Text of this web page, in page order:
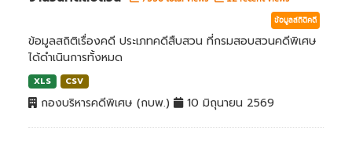
ข้อมูลสถิติคดี
ข้อมูลสถิติเรื่องคดี ประเภทคดีสืบสวน ที่กรมสอบสวนคดีพิเศษ
ได้ดำเนินการทั้งหมด
XLS CSV
กองบริหารคดีพิเศษ (กบพ.) 10 มิถุนายน 2569